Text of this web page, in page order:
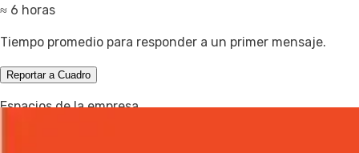
≈ 6 horas
Tiempo promedio para responder a un primer mensaje.
Reportar a Cuadro
Espacios de la empresa